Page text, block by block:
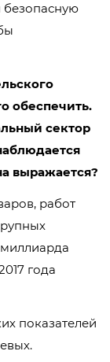
обеспечить.
сектор
выражается?
работ
миллиарда
года
показателей